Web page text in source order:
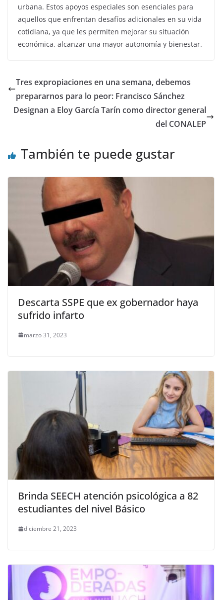
urbana. Estos apoyos especiales son esenciales para
aquellos que enfrentan desafíos adicionales en su vida
cotidiana, ya que les permiten mejorar su situación
económica, alcanzar una mayor autonomía y bienestar.
Tres expropiaciones en una semana, debemos
prepararnos para lo peor: Francisco Sánchez
Designan a Eloy García Tarín como director general
del CONALEP
También te puede gustar
Descarta SSPE que ex gobernador haya
sufrido infarto
marzo 31, 2023
Brinda SEECH atención psicológica a 82
estudiantes del nivel Básico
diciembre 21, 2023